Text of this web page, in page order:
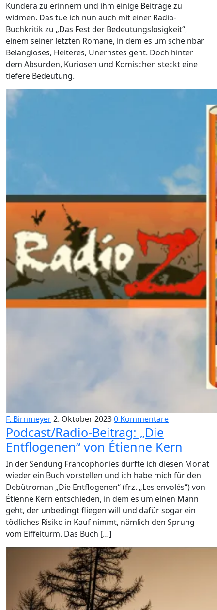
Kundera zu erinnern und ihm einige Beiträge zu
widmen. Das tue ich nun auch mit einer Radio-
Buchkritik zu „Das Fest der Bedeutungslosigkeit“,
einem seiner letzten Romane, in dem es um scheinbar
Belangloses, Heiteres, Unernstes geht. Doch hinter
dem Absurden, Kuriosen und Komischen steckt eine
tiefere Bedeutung.
F. Birnmeyer2. Oktober 20230 Kommentare
Podcast/Radio-Beitrag: „Die
Entflogenen“ von Étienne Kern
In der Sendung Francophonies durfte ich diesen Monat
wieder ein Buch vorstellen und ich habe mich für den
Debütroman „Die Entflogenen“ (frz. „Les envolés“) von
Étienne Kern entschieden, in dem es um einen Mann
geht, der unbedingt fliegen will und dafür sogar ein
tödliches Risiko in Kauf nimmt, nämlich den Sprung
vom Eiffelturm. Das Buch […]